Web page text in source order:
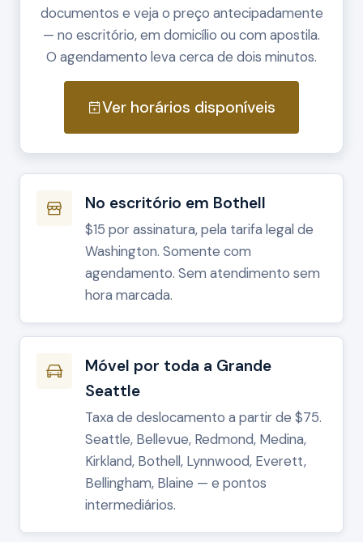
documentos e veja o preço antecipadamente
— no escritório, em domicílio ou com apostila.
O agendamento leva cerca de dois minutos.
Ver horários disponíveis
No escritório em Bothell
$15 por assinatura, pela tarifa legal de
Washington. Somente com
agendamento. Sem atendimento sem
hora marcada.
Móvel por toda a Grande
Seattle
Taxa de deslocamento a partir de $75.
Seattle, Bellevue, Redmond, Medina,
Kirkland, Bothell, Lynnwood, Everett,
Bellingham, Blaine — e pontos
intermediários.